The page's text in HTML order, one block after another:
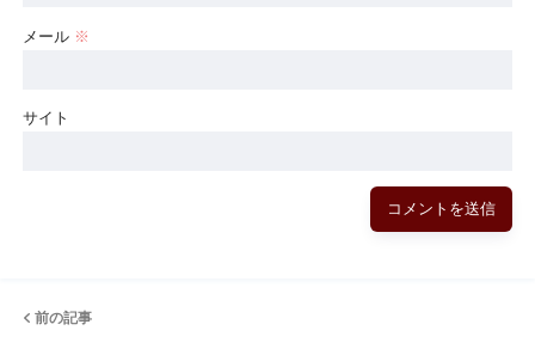
メール ※
サイト
前の記事